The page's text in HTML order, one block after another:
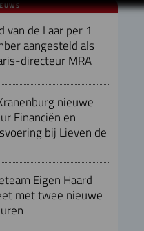
van de Laar per 1
aangesteld als
directeur MRA
nieuwe
Financiën en
bij Lieven de
Eigen Haard
met twee nieuwe